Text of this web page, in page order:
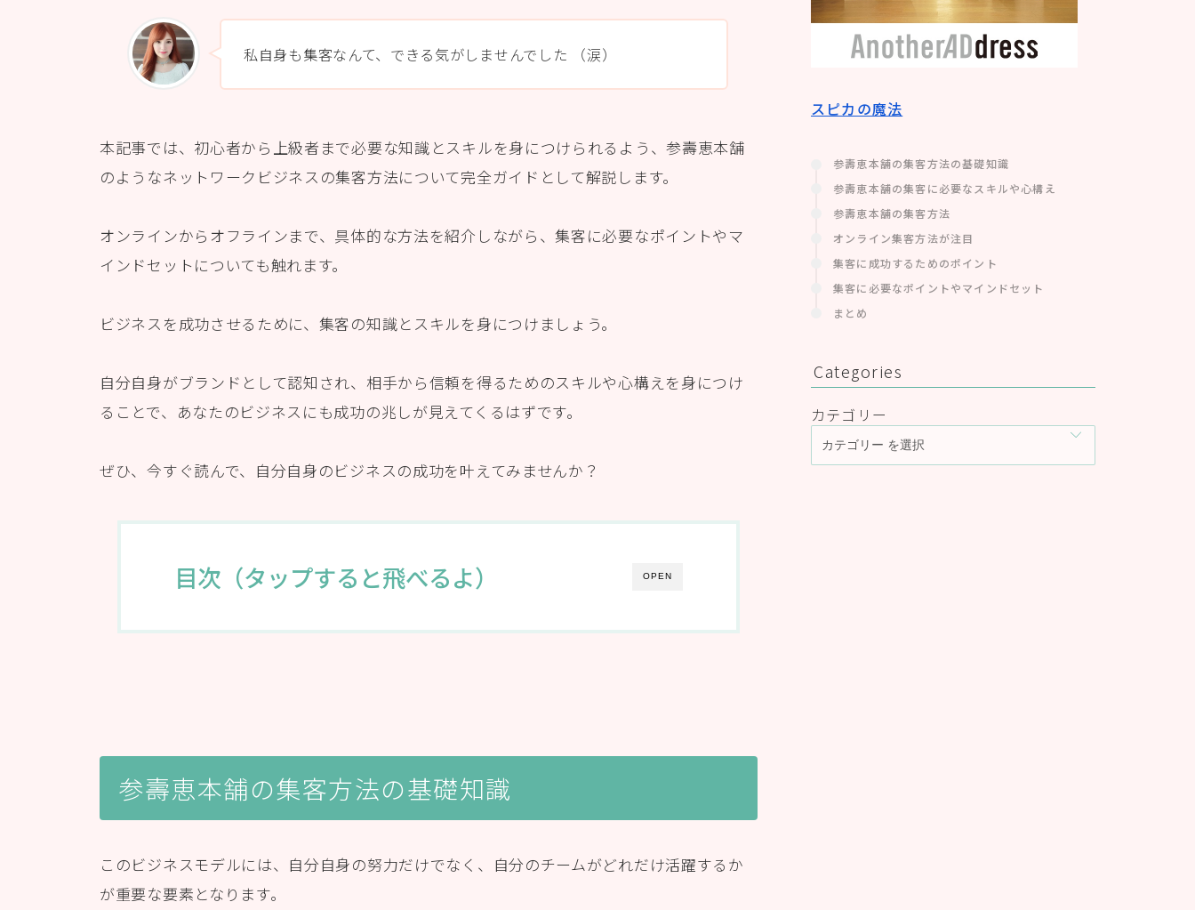
私自身も集客なんて、できる気がしませんでした （涙）
本記事では、初心者から上級者まで必要な知識とスキルを身につけられるよう、参壽恵本舗
のようなネットワークビジネスの集客方法について完全ガイドとして解説します。
オンラインからオフラインまで、具体的な方法を紹介しながら、集客に必要なポイントやマ
インドセットについても触れます。
ビジネスを成功させるために、集客の知識とスキルを身につけましょう。
自分自身がブランドとして認知され、相手から信頼を得るためのスキルや心構えを身につけ
ることで、あなたのビジネスにも成功の兆しが見えてくるはずです。
ぜひ、今すぐ読んで、自分自身のビジネスの成功を叶えてみませんか？
OPEN
目次（タップすると飛べるよ）
参壽恵本舗の集客方法の基礎知識
このビジネスモデルには、自分自身の努力だけでなく、自分のチームがどれだけ活躍するか
が重要な要素となります。
スピカの魔法
参壽恵本舗の集客方法の基礎知識
参壽恵本舗の集客に必要なスキルや心構え
参壽恵本舗の集客方法
オンライン集客方法が注目
集客に成功するためのポイント
集客に必要なポイントやマインドセット
まとめ
Categories
カテゴリー